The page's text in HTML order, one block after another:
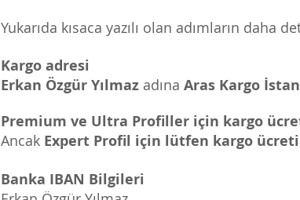
Yukarıda kısaca yazılı olan adımların daha
Kargo adresi
Erkan Özgür Yılmaz adına Aras Kargo
Premium ve Ultra Profiller için kargo
Ancak Expert Profil için lütfen kargo
Banka IBAN Bilgileri